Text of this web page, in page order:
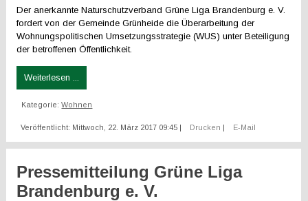
Der anerkannte Naturschutzverband Grüne Liga Brandenburg e. V.
fordert von der Gemeinde Grünheide die Überarbeitung der
Wohnungspolitischen Umsetzungsstrategie (WUS) unter Beteiligung
der betroffenen Öffentlichkeit.
Weiterlesen ...
Kategorie:Wohnen
Veröffentlicht: Mittwoch, 22. März 2017 09:45 | Drucken | E-Mail
Pressemitteilung Grüne Liga
Brandenburg e. V.